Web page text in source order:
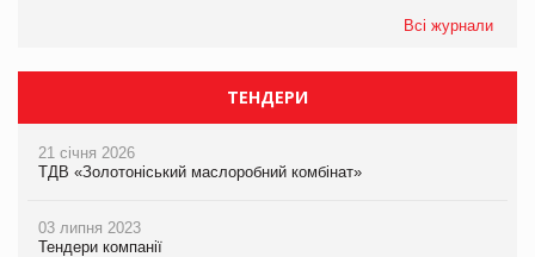
Всі журнали
ТЕНДЕРИ
21 січня 2026
ТДВ «Золотоніський маслоробний комбінат»
03 липня 2023
Тендери компанії